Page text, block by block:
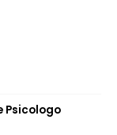
Psicologo